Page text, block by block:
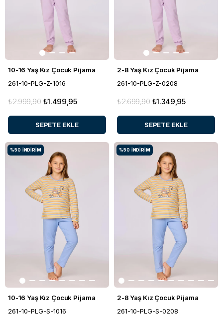
10-16 Yaş Kız Çocuk Pijama
261-10-PLG-Z-1016
₺1.499,95
₺2.999,90
SEPETE EKLE
2-8 Yaş Kız Çocuk Pijama
261-10-PLG-Z-0208
₺1.349,95
₺2.699,90
SEPETE EKLE
10-16 Yaş Kız Çocuk Pijama
261-10-PLG-S-1016
%50 İNDIRIM
2-8 Yaş Kız Çocuk Pijama
261-10-PLG-S-0208
%50 İNDIRIM